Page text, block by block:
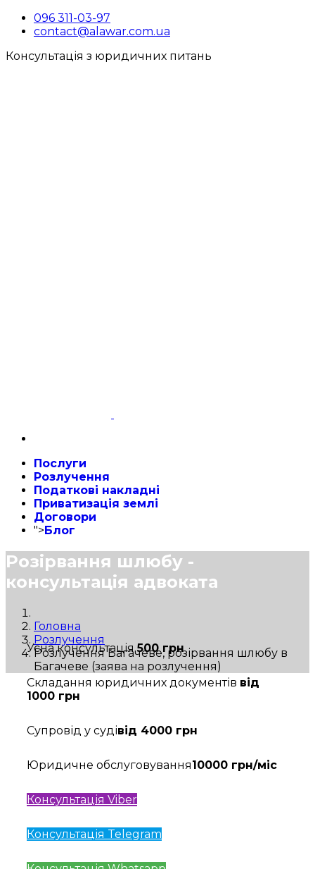
096 311-03-97
contact@alawar.com.ua
Консультація з юридичних питань
Послуги
Розлучення
Податкові накладні
Приватизація землі
Договори
">Блог
Розірвання шлюбу -
консультація адвоката
Головна
Розлучення
Розлучення Багачеве, розірвання шлюбу в
Багачеве (заява на розлучення)
Усна консультація500 грн
Складання юридичних документів від
1000 грн
Супровід у судівід 4000 грн
Юридичне обслуговування10000 грн/міс
Консультація Viber
Консультація Telegram